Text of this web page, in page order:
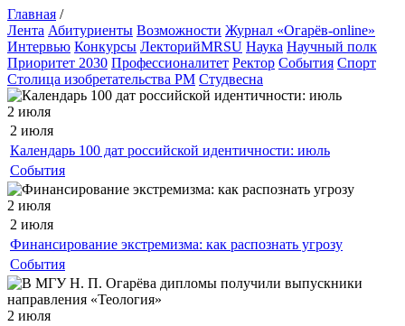
Главная /
Лента Абитуриенты Возможности Журнал «Огарёв-online»
Интервью Конкурсы ЛекторийMRSU Наука Научный полк
Приоритет 2030 Профессионалитет Ректор События Спорт
Столица изобретательства РМ Студвесна
2 июля
2 июля
Календарь 100 дат российской идентичности: июль
События
2 июля
2 июля
Финансирование экстремизма: как распознать угрозу
События
2 июля